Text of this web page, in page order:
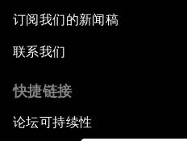
订阅我们的新闻稿
联系我们
快捷链接
论坛可持续性